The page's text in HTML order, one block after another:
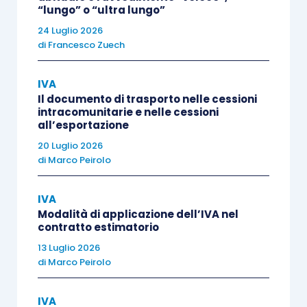
sede o di unastabile organizzazione
partecipante a un
unaltro Stato membro
effettuate nei confronti del Gruppo Iva
costituito nell’altro Stato mentre da un
soggetto che non ne fa parte;
le cessioni di beni e le prestazioni di
un Gruppo Ivacostituito in un altro Stato
membro nei confronti di una sua stabile
organizzazione o della sua sede situata
“lungo” o “ultra lungo”
24 Luglio 2026
di Francesco Zuech
IVA
Il documento di trasporto nelle cessioni
intracomunitarie e nelle cessioni
all’esportazione
20 Luglio 2026
di Marco Peirolo
IVA
Modalità di applicazione dell’IVA nel
contratto estimatorio
13 Luglio 2026
di Marco Peirolo
IVA